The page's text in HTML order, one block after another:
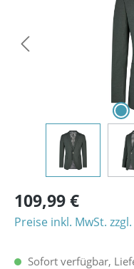
109,99 €
Preise inkl. MwSt.
Sofort verfügbar,